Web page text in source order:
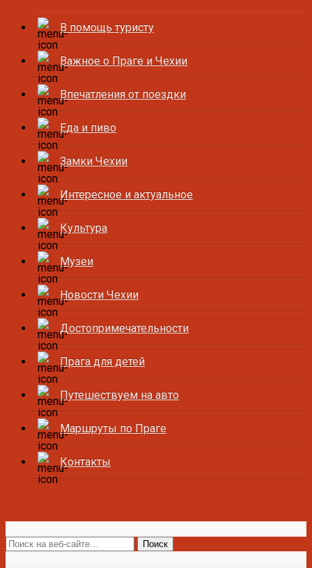
В помощь туристу
Важное о Праге и Чехии
Впечатления от поездки
Еда и пиво
Замки Чехии
Интересное и актуальное
Культура
Музеи
Новости Чехии
Достопримечательности
Прага для детей
Путешествуем на авто
Маршруты по Праге
Контакты